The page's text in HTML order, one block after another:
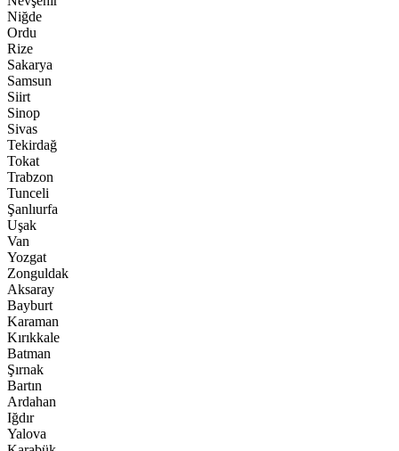
Niğde
Ordu
Rize
Sakarya
Samsun
Siirt
Sinop
Sivas
Tekirdağ
Tokat
Trabzon
Tunceli
Şanlıurfa
Uşak
Van
Yozgat
Zonguldak
Aksaray
Bayburt
Karaman
Kırıkkale
Batman
Şırnak
Bartın
Ardahan
Iğdır
Yalova